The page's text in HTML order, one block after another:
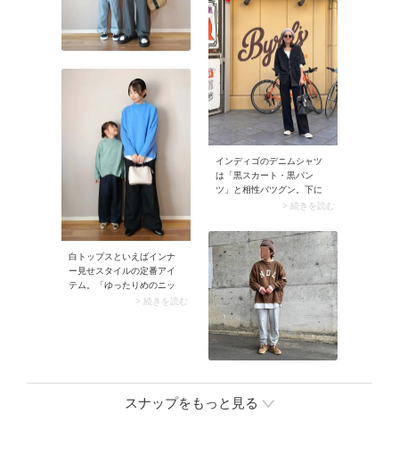
ロンなど肌あたりのいい素
材を選ぶと、より快適度が
高まります。
インディゴのデニムシャツ
は「黒スカート・黒パン
ツ」と相性バツグン。下に
白Tシャツを忍ばせるとネイ
映えて、こなれた着こなし
に決まります。
> 続きを読む
白トップスといえばインナ
ー見せスタイルの定番アイ
テム。「ゆったりめのニッ
ト」の下に着て袖口や裾か
> 続きを読む
スナップをもっと見る